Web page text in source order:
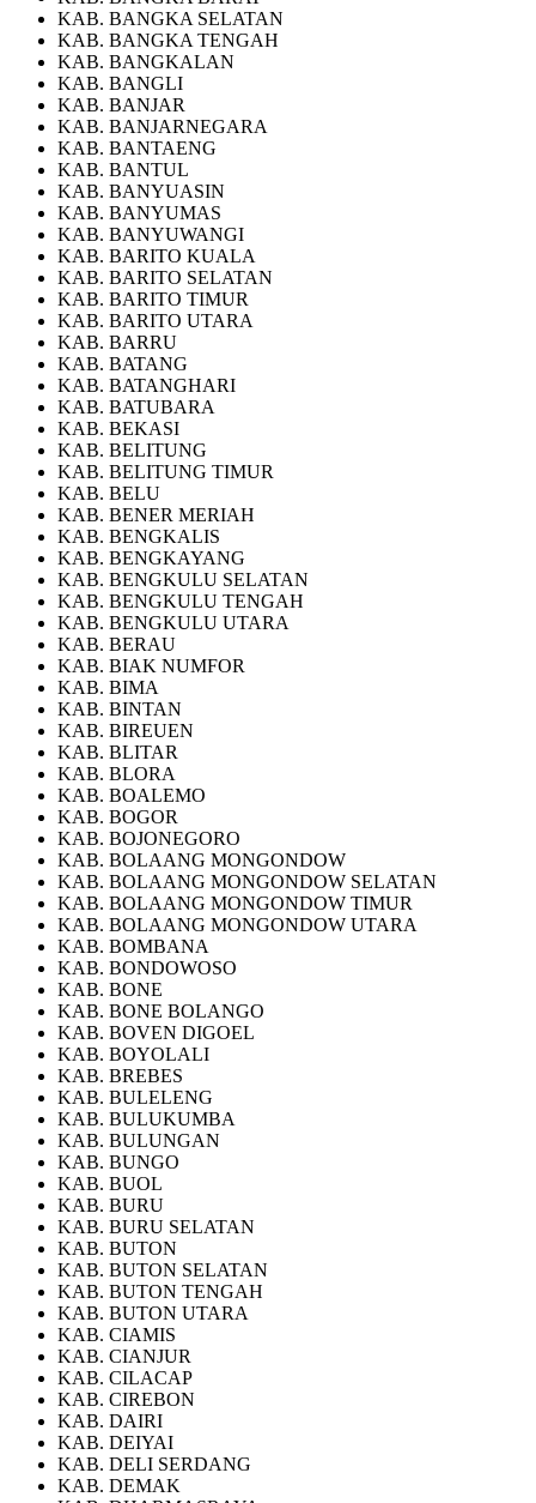
KAB. BANGKA SELATAN
KAB. BANGKA TENGAH
KAB. BANGKALAN
KAB. BANGLI
KAB. BANJAR
KAB. BANJARNEGARA
KAB. BANTAENG
KAB. BANTUL
KAB. BANYUASIN
KAB. BANYUMAS
KAB. BANYUWANGI
KAB. BARITO KUALA
KAB. BARITO SELATAN
KAB. BARITO TIMUR
KAB. BARITO UTARA
KAB. BARRU
KAB. BATANG
KAB. BATANGHARI
KAB. BATUBARA
KAB. BEKASI
KAB. BELITUNG
KAB. BELITUNG TIMUR
KAB. BELU
KAB. BENER MERIAH
KAB. BENGKALIS
KAB. BENGKAYANG
KAB. BENGKULU SELATAN
KAB. BENGKULU TENGAH
KAB. BENGKULU UTARA
KAB. BERAU
KAB. BIAK NUMFOR
KAB. BIMA
KAB. BINTAN
KAB. BIREUEN
KAB. BLITAR
KAB. BLORA
KAB. BOALEMO
KAB. BOGOR
KAB. BOJONEGORO
KAB. BOLAANG MONGONDOW
KAB. BOLAANG MONGONDOW SELATAN
KAB. BOLAANG MONGONDOW TIMUR
KAB. BOLAANG MONGONDOW UTARA
KAB. BOMBANA
KAB. BONDOWOSO
KAB. BONE
KAB. BONE BOLANGO
KAB. BOVEN DIGOEL
KAB. BOYOLALI
KAB. BREBES
KAB. BULELENG
KAB. BULUKUMBA
KAB. BULUNGAN
KAB. BUNGO
KAB. BUOL
KAB. BURU
KAB. BURU SELATAN
KAB. BUTON
KAB. BUTON SELATAN
KAB. BUTON TENGAH
KAB. BUTON UTARA
KAB. CIAMIS
KAB. CIANJUR
KAB. CILACAP
KAB. CIREBON
KAB. DAIRI
KAB. DEIYAI
KAB. DELI SERDANG
KAB. DEMAK